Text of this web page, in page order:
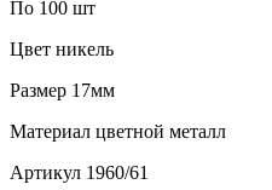
По 100 шт
Цвет никель
Размер 17мм
Материал цветной металл
Артикул 1960/61